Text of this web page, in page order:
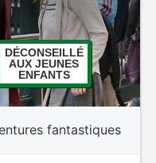
DÉCONSEILLÉ
AUX JEUNES
ENFANTS
fantastiques